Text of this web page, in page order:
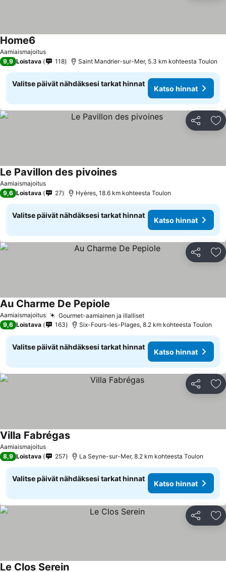
Aamiaismajoitus
Home6
9,9 Loistava 118 Saint Mandrier-sur-Mer, 5.3 km kohteesta Toulon
Valitse päivät nähdäksesi tarkat hinnat
Katso hinnat
Jaa
Aamiaismajoitus
Le Pavillon des pivoines
9,6 Loistava 27 Hyères, 18.6 km kohteesta Toulon
Valitse päivät nähdäksesi tarkat hinnat
Katso hinnat
Jaa
Aamiaismajoitus Gourmet-aamiainen ja illalliset
Au Charme De Pepiole
9,6 Loistava 163 Six-Fours-les-Plages, 8.2 km kohteesta Toulon
Valitse päivät nähdäksesi tarkat hinnat
Katso hinnat
Jaa
Aamiaismajoitus
Villa Fabrégas
8,9 Loistava 257 La Seyne-sur-Mer, 8.2 km kohteesta Toulon
Valitse päivät nähdäksesi tarkat hinnat
Katso hinnat
Jaa
Le Clos Serein